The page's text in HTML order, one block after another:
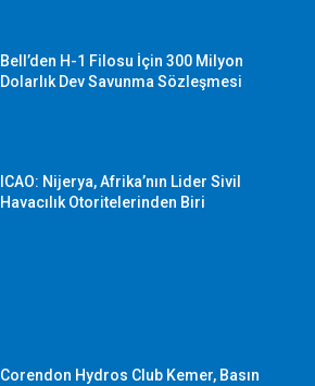
Bell’den H-1 Filosu İçin 300 Milyon
Dolarlık Dev Savunma Sözleşmesi
ICAO: Nijerya, Afrika’nın Lider Sivil
Havacılık Otoritelerinden Biri
Corendon Hydros Club Kemer, Basın